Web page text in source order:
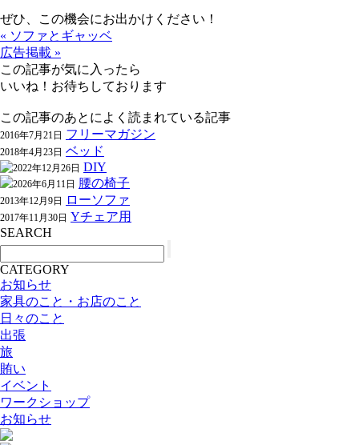
ぜひ、この機会にお出かけください！
« ソファとギャッベ
広告掲載 »
この記事が気に入ったら
いいね！お待ちしております
この記事のあとによく読まれている記事
2016年7月21日 フリーマガジン
2018年4月23日 ベッド
2022年12月26日 DIY
2026年6月11日 腰の椅子
2013年12月9日 ローソファ
2017年11月30日 Yチェア用
SEARCH
CATEGORY
お知らせ
家具のこと・お店のこと
日々のこと
出張
旅
賄い
イベント
ワークショップ
お知らせ